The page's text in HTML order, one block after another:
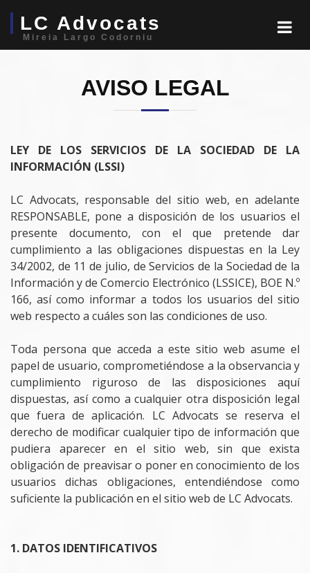
LC Advocats
Mireia Largo Codorniu
AVISO LEGAL
LEY DE LOS SERVICIOS DE LA SOCIEDAD DE LA
INFORMACIÓN (LSSI)
LC Advocats, responsable del sitio web, en adelante
RESPONSABLE, pone a disposición de los usuarios el
presente documento, con el que pretende dar
cumplimiento a las obligaciones dispuestas en la Ley
34/2002, de 11 de julio, de Servicios de la Sociedad de la
Información y de Comercio Electrónico (LSSICE), BOE N.º
166, así como informar a todos los usuarios del sitio
web respecto a cuáles son las condiciones de uso.
Toda persona que acceda a este sitio web asume el
papel de usuario, comprometiéndose a la observancia y
cumplimiento riguroso de las disposiciones aquí
dispuestas, así como a cualquier otra disposición legal
que fuera de aplicación. LC Advocats se reserva el
derecho de modificar cualquier tipo de información que
pudiera aparecer en el sitio web, sin que exista
obligación de preavisar o poner en conocimiento de los
usuarios dichas obligaciones, entendiéndose como
suficiente la publicación en el sitio web de LC Advocats.
1. DATOS IDENTIFICATIVOS